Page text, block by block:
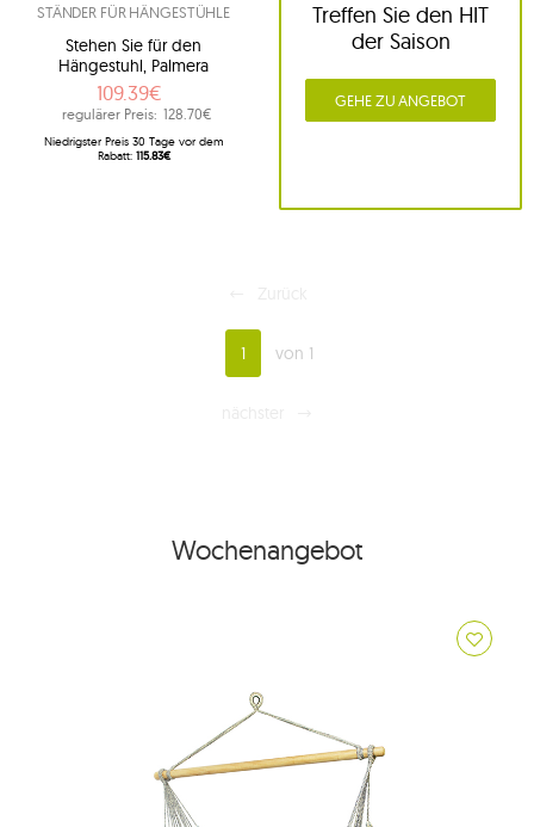
STÄNDER FÜR HÄNGESTÜHLE
Stehen Sie für den
Hängestuhl, Palmera
109.39€
regulärer Preis: 128.70€
Niedrigster Preis 30 Tage vor dem
Rabatt: 115.83€
Treffen Sie den HIT
der Saison
GEHE ZU ANGEBOT
1 von 1
Wochenangebot